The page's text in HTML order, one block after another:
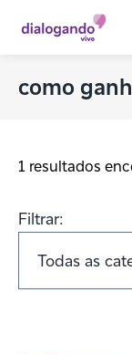
como
1 resultados
Filtrar: